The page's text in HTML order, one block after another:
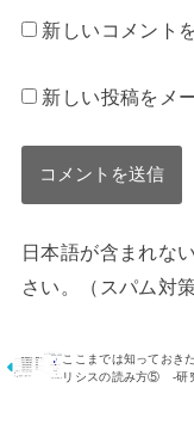
新しいコメント
新しい投稿をメ
日本語が含まれな
さい。（スパム対策
ここまでは知っておき
リシスの読み方⑤ -研